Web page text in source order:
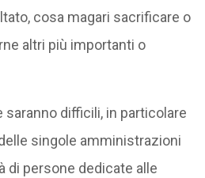
cosa magari sacrificare o
altri più importanti o
difficili, in particolare
singole amministrazioni
di persone dedicate alle